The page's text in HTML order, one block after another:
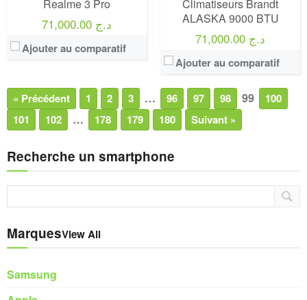
Realme 3 Pro
71,000.00 د.ج
Ajouter au comparatif
Climatiseurs Brandt
ALASKA 9000 BTU
71,000.00 د.ج
Ajouter au comparatif
« Précédent 1 2 3 … 96 97 98 99
100
101
102 … 178 179 180 Suivant »
Recherche un smartphone
MarquesView All
Samsung